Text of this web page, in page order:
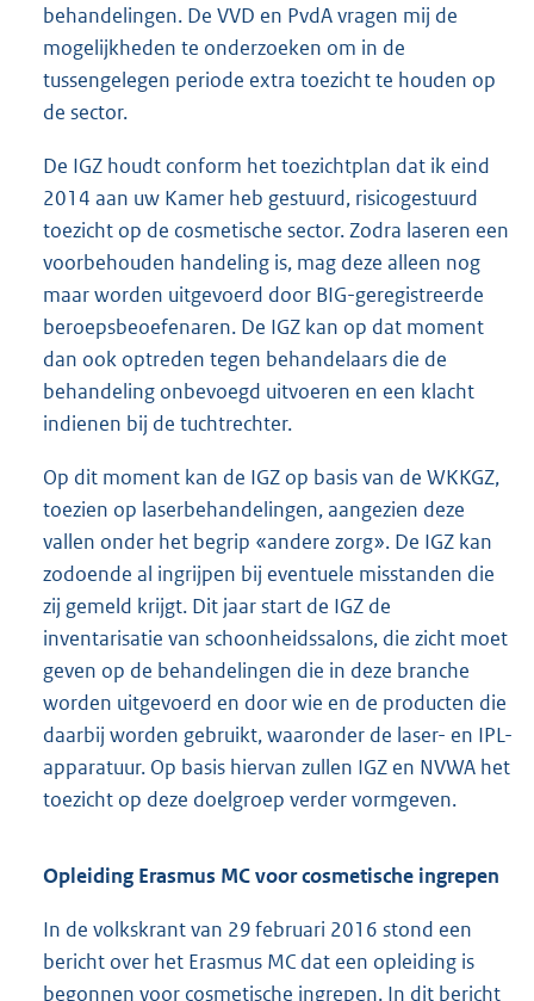
behandelingen. De VVD en PvdA vragen mij de
mogelijkheden te onderzoeken om in de
tussengelegen periode extra toezicht te houden op
de sector.
De IGZ houdt conform het toezichtplan dat ik eind
2014 aan uw Kamer heb gestuurd, risicogestuurd
toezicht op de cosmetische sector. Zodra laseren een
voorbehouden handeling is, mag deze alleen nog
maar worden uitgevoerd door BIG-geregistreerde
beroepsbeoefenaren. De IGZ kan op dat moment
dan ook optreden tegen behandelaars die de
behandeling onbevoegd uitvoeren en een klacht
indienen bij de tuchtrechter.
Op dit moment kan de IGZ op basis van de WKKGZ,
toezien op laserbehandelingen, aangezien deze
vallen onder het begrip «andere zorg». De IGZ kan
zodoende al ingrijpen bij eventuele misstanden die
zij gemeld krijgt. Dit jaar start de IGZ de
inventarisatie van schoonheidssalons, die zicht moet
geven op de behandelingen die in deze branche
worden uitgevoerd en door wie en de producten die
daarbij worden gebruikt, waaronder de laser- en IPL-
apparatuur. Op basis hiervan zullen IGZ en NVWA het
toezicht op deze doelgroep verder vormgeven.
Opleiding Erasmus MC voor cosmetische ingrepen
In de volkskrant van 29 februari 2016 stond een
bericht over het Erasmus MC dat een opleiding is
begonnen voor cosmetische ingrepen. In dit bericht